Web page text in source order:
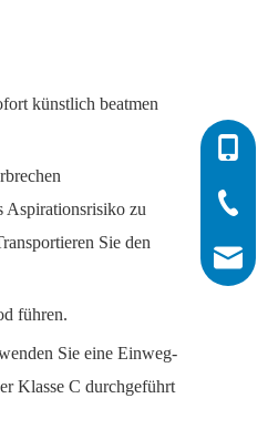
künstlich beatmen
Aspirationsrisiko zu
Sie den
führen.
Sie eine Einweg-
Klasse C durchgeführt
0086-
0086-
0086-